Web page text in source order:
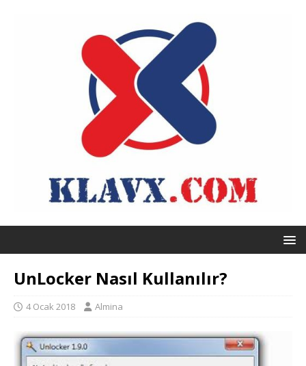
UnLocker Nasıl Kullanılır?
4 Ocak 2018 Almina